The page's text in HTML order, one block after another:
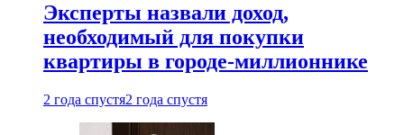
Эксперты назвали доход,
необходимый для покупки
квартиры в городе-миллионнике
2 года спустя2 года спустя